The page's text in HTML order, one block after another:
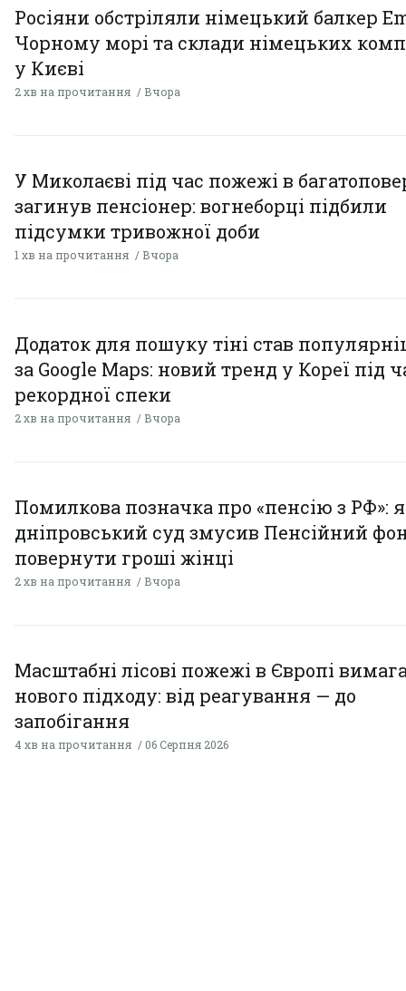
Росіяни обстріляли німецький балкер
Чорному морі та склади німецьких
у Києві
2 хв на прочитання Вчора
У Миколаєві під час пожежі в
загинув пенсіонер: вогнеборці підбили
підсумки тривожної доби
1 хв на прочитання Вчора
Додаток для пошуку тіні став
за Google Maps: новий тренд у Кореї під
рекордної спеки
2 хв на прочитання Вчора
Помилкова позначка про «пенсію з РФ»:
дніпровський суд змусив Пенсійний
повернути гроші жінці
2 хв на прочитання Вчора
Масштабні лісові пожежі в Європі
нового підходу: від реагування — до
запобігання
4 хв на прочитання 06 Серпня 2026